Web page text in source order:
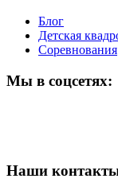
Блог
Детская
Соревнования
Мы в соцсетях:
Наши